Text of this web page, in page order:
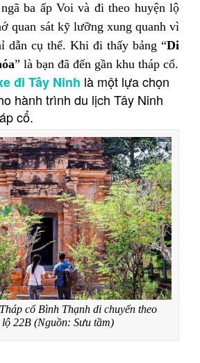
ba ấp Voi và đi theo huyện lộ
quan sát kỹ lưỡng xung quanh vì
dẫn cụ thể. Khi đi thấy bảng “Di
” là bạn đã đến gần khu tháp cổ.
đi Tây Ninh là một lựa chọn
hành trình du lịch Tây Ninh
cổ.
cổ Bình Thạnh di chuyển theo
lộ 22B (Nguồn: Sưu tầm)